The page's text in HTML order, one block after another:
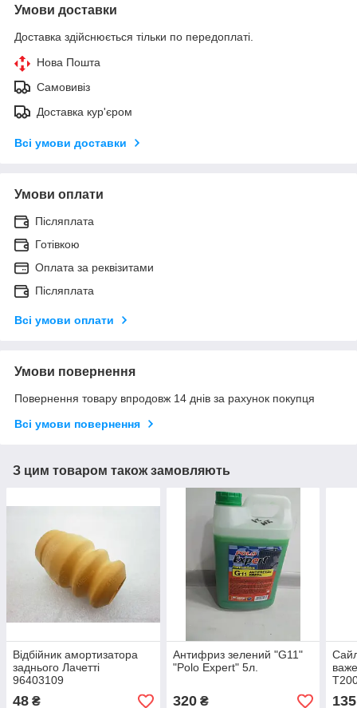
Умови доставки
Доставка здійснюється тільки по передоплаті.
Нова Пошта
Самовивіз
Доставка кур'єром
Всі умови доставки
Умови оплати
Післяплата
Готівкою
Оплата за реквізитами
Післяплата
Всі умови оплати
Умови повернення
Повернення товару впродовж 14 днів за рахунок покупця
Всі умови повернення
З цим товаром також замовляють
Відбійник амортизатора
заднього Лачетті
96403109
48 ₴
Антифриз зелений "G11"
"Polo Expert" 5л.
320₴ 135